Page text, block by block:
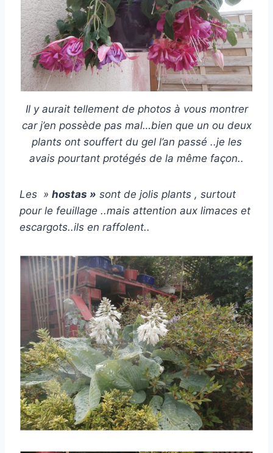
Il y aurait tellement de photos à vous montrer
car j’en possède pas mal…bien que un ou deux
plants ont souffert du gel l’an passé ..je les
avais pourtant protégés de la même façon..
Les » hostas » sont de jolis plants , surtout
pour le feuillage ..mais attention aux limaces et
escargots..ils en raffolent..